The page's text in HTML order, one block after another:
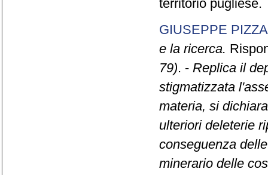
territorio pugliese.
GIUSEPPE PIZZA
e la ricerca.
79). - Replica il
stigmatizzata
materia, si
ulteriori deleterie
conseguenza
minerario delle